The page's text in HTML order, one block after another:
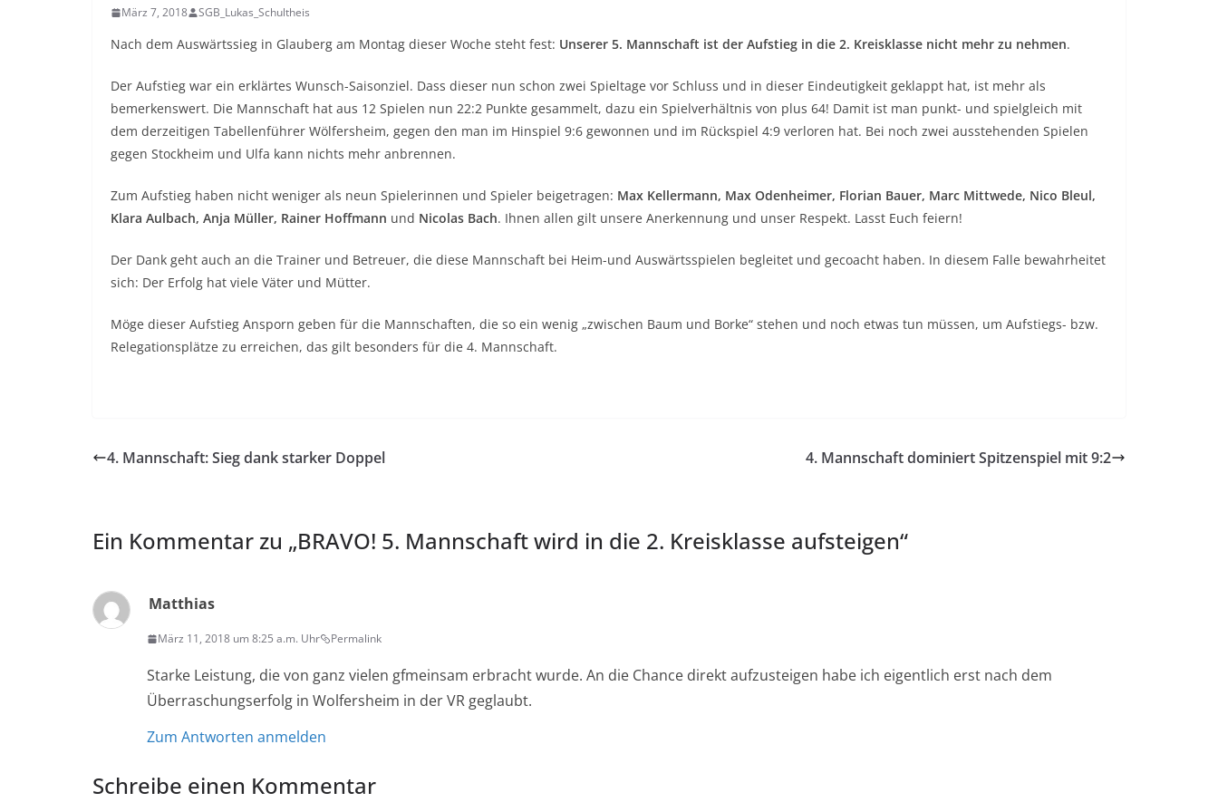
März 7, 2018 SGB_Lukas_Schultheis
Nach dem Auswärtssieg in Glauberg am Montag dieser Woche steht fest: Unserer 5. Mannschaft ist der Aufstieg in die 2. Kreisklasse nicht mehr zu nehmen.
Der Aufstieg war ein erklärtes Wunsch-Saisonziel. Dass dieser nun schon zwei Spieltage vor Schluss und in dieser Eindeutigkeit geklappt hat, ist mehr als
bemerkenswert. Die Mannschaft hat aus 12 Spielen nun 22:2 Punkte gesammelt, dazu ein Spielverhältnis von plus 64! Damit ist man punkt- und spielgleich mit
dem derzeitigen Tabellenführer Wölfersheim, gegen den man im Hinspiel 9:6 gewonnen und im Rückspiel 4:9 verloren hat. Bei noch zwei ausstehenden Spielen
gegen Stockheim und Ulfa kann nichts mehr anbrennen.
Zum Aufstieg haben nicht weniger als neun Spielerinnen und Spieler beigetragen: Max Kellermann, Max Odenheimer, Florian Bauer, Marc Mittwede, Nico Bleul,
Klara Aulbach, Anja Müller, Rainer Hoffmann und Nicolas Bach. Ihnen allen gilt unsere Anerkennung und unser Respekt. Lasst Euch feiern!
Der Dank geht auch an die Trainer und Betreuer, die diese Mannschaft bei Heim-und Auswärtsspielen begleitet und gecoacht haben. In diesem Falle bewahrheitet
sich: Der Erfolg hat viele Väter und Mütter.
Möge dieser Aufstieg Ansporn geben für die Mannschaften, die so ein wenig „zwischen Baum und Borke“ stehen und noch etwas tun müssen, um Aufstiegs- bzw.
Relegationsplätze zu erreichen, das gilt besonders für die 4. Mannschaft.
4. Mannschaft: Sieg dank starker Doppel 4. Mannschaft dominiert Spitzenspiel mit 9:2
Ein Kommentar zu „BRAVO! 5. Mannschaft wird in die 2. Kreisklasse aufsteigen“
Matthias
März 11, 2018 um 8:25 a.m. Uhr Permalink
Starke Leistung, die von ganz vielen gfmeinsam erbracht wurde. An die Chance direkt aufzusteigen habe ich eigentlich erst nach dem
Überraschungserfolg in Wolfersheim in der VR geglaubt.
Zum Antworten anmelden
Schreibe einen Kommentar